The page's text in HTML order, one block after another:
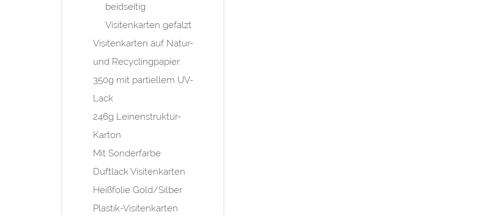
beidseitig
Visitenkarten gefalzt
Visitenkarten auf Natur-
und Recyclingpapier
350g mit partiellem UV-
Lack
246g Leinenstruktur-
Karton
Mit Sonderfarbe
Duftlack Visitenkarten
Heißfolie Gold/Silber
Plastik-Visitenkarten